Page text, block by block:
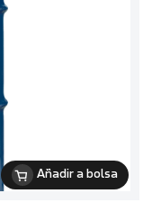
Añadir a bolsa